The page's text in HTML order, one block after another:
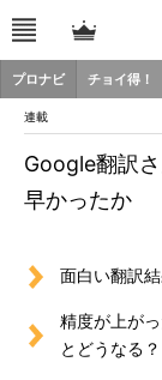
プロナビ チョイ得！
連載
Google翻訳
早かったか
面白い翻訳
精度が上が
とどうなる？